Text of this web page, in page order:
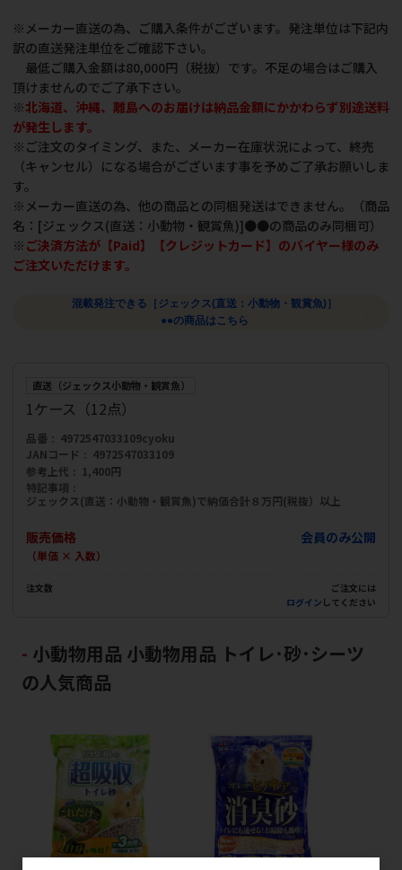
※メーカー直送の為、ご購入条件がございます。発注単位は下記内
訳の直送発注単位をご確認下さい。
最低ご購入金額は80,000円（税抜）です。不足の場合はご購入
頂けませんのでご了承下さい。
※北海道、沖縄、離島へのお届けは納品金額にかかわらず別途送料
が発生します。
※ご注文のタイミング、また、メーカー在庫状況によって、終売
（キャンセル）になる場合がございます事を予めご了承お願いしま
す。
※メーカー直送の為、他の商品との同梱発送はできません。（商品
名：[ジェックス(直送：小動物・観賞魚)]●●の商品のみ同梱可）
※ ご決済方法が【Paid】【クレジットカード】のバイヤー様のみ
ご注文いただけます。
混載発注できる［ジェックス(直送：小動物・観賞魚)］
●●の商品はこちら
直送（ジェックス小動物・観賞魚）
1ケース（12点）
品番
4972547033109cyoku
JANコード
4972547033109
参考上代
1,400円
特記事項
ジェックス(直送：小動物・観賞魚)で納価合計８万円(税抜）以上
販売価格
（単価 × 入数）
会員のみ公開
注文数
ご注文には
ログイン してください
小動物用品 小動物用品 トイレ･砂･シーツ
の人気商品